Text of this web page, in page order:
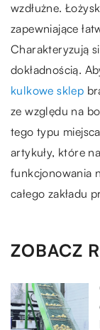
wzdłużne.
zapewniające
Charakteryzują
dokładnością.
kulkowe sklep
ze względu na
tego typu
artykuły, które
funkcjonowania
całego zakładu
ZOBACZ